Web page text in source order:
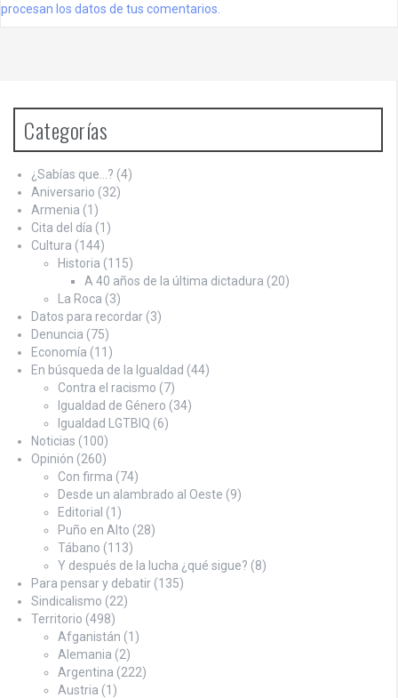
procesan los datos de tus comentarios.
Categorías
¿Sabías que…? (4)
Aniversario (32)
Armenia (1)
Cita del día (1)
Cultura (144)
Historia (115)
A 40 años de la última dictadura (20)
La Roca (3)
Datos para recordar (3)
Denuncia (75)
Economía (11)
En búsqueda de la Igualdad (44)
Contra el racismo (7)
Igualdad de Género (34)
Igualdad LGTBIQ (6)
Noticias (100)
Opinión (260)
Con firma (74)
Desde un alambrado al Oeste (9)
Editorial (1)
Puño en Alto (28)
Tábano (113)
Y después de la lucha ¿qué sigue? (8)
Para pensar y debatir (135)
Sindicalismo (22)
Territorio (498)
Afganistán (1)
Alemania (2)
Argentina (222)
Austria (1)